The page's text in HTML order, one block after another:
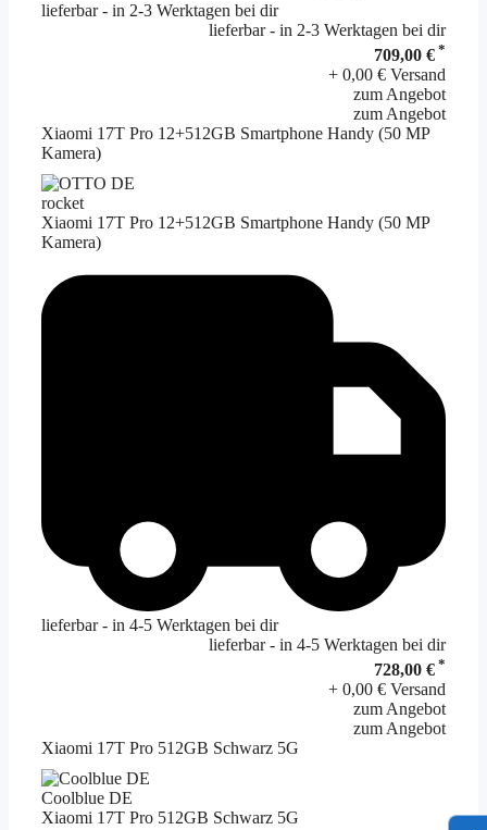
lieferbar - in 2-3 Werktagen bei dir
lieferbar - in 2-3 Werktagen bei dir
709,00 € *
+ 0,00 € Versand
zum Angebot
zum Angebot
Xiaomi 17T Pro 12+512GB Smartphone Handy (50 MP
Kamera)
rocket
Xiaomi 17T Pro 12+512GB Smartphone Handy (50 MP
Kamera)
lieferbar - in 4-5 Werktagen bei dir
lieferbar - in 4-5 Werktagen bei dir
728,00 € *
+ 0,00 € Versand
zum Angebot
zum Angebot
Xiaomi 17T Pro 512GB Schwarz 5G
Coolblue DE
Xiaomi 17T Pro 512GB Schwarz 5G